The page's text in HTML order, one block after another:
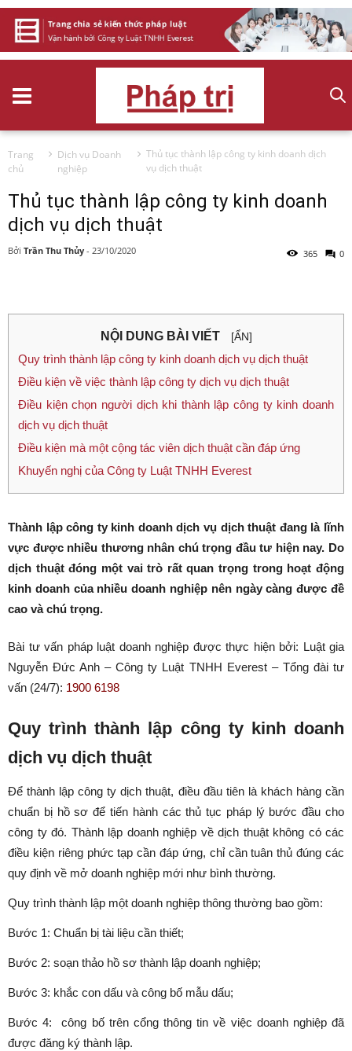
Trang
chủ
Dịch vụ Doanh
nghiệp
Thủ tục thành lập công ty kinh doanh dịch
vụ dịch thuật
Thủ tục thành lập công ty kinh doanh
dịch vụ dịch thuật
Bởi Trần Thu Thủy - 23/10/2020 365 0
NỘI DUNG BÀI VIẾT [ẨN]
Quy trình thành lập công ty kinh doanh dịch vụ dịch thuật
Điều kiện về việc thành lập công ty dịch vụ dịch thuật
Điều kiện chọn người dịch khi thành lập công ty kinh doanh
dịch vụ dịch thuật
Điều kiện mà một cộng tác viên dịch thuật cần đáp ứng
Khuyến nghị của Công ty Luật TNHH Everest
Thành lập công ty kinh doanh dịch vụ dịch thuật đang là lĩnh
vực được nhiều thương nhân chú trọng đầu tư hiện nay. Do
dịch thuật đóng một vai trò rất quan trọng trong hoạt động
kinh doanh của nhiều doanh nghiệp nên ngày càng được đề
cao và chú trọng.
Bài tư vấn pháp luật doanh nghiệp được thực hiện bởi: Luật gia
Nguyễn Đức Anh – Công ty Luật TNHH Everest – Tổng đài tư
vấn (24/7): 1900 6198
Quy trình thành lập công ty kinh doanh
dịch vụ dịch thuật
Để thành lập công ty dịch thuật, điều đầu tiên là khách hàng cần
chuẩn bị hồ sơ để tiến hành các thủ tục pháp lý bước đầu cho
công ty đó. Thành lập doanh nghiệp về dịch thuật không có các
điều kiện riêng phức tạp cần đáp ứng, chỉ cần tuân thủ đúng các
quy định về mở doanh nghiệp mới như bình thường.
Quy trình thành lập một doanh nghiệp thông thường bao gồm:
Bước 1: Chuẩn bị tài liệu cần thiết;
Bước 2: soạn thảo hồ sơ thành lập doanh nghiệp;
Bước 3: khắc con dấu và công bố mẫu dấu;
Bước 4: công bố trên cổng thông tin về việc doanh nghiệp đã
được đăng ký thành lập.